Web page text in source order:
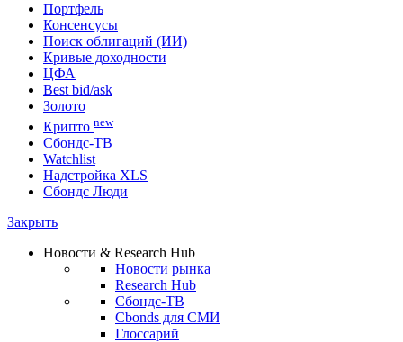
Портфель
Консенсусы
Поиск облигаций (ИИ)
Кривые доходности
ЦФА
Best bid/ask
Золото
Крипто new
Сбондс-ТВ
Watchlist
Надстройка XLS
Сбондс Люди
Закрыть
Новости & Research Hub
Новости рынка
Research Hub
Сбондс-ТВ
Cbonds для СМИ
Глоссарий